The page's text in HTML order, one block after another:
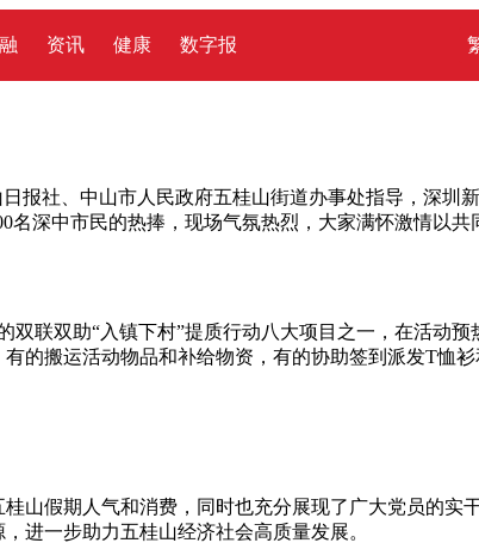
资讯 健康 数字报
报社、中山市人民政府五桂山街道办事处指导，深圳
深中市民的热捧，现场气氛热烈，大家满怀激情以共
联双助“入镇下村”提质行动八大项目之一，在活动
的搬运活动物品和补给物资，有的协助签到派发T恤
山假期人气和消费，同时也充分展现了广大党员的实
进一步助力五桂山经济社会高质量发展。